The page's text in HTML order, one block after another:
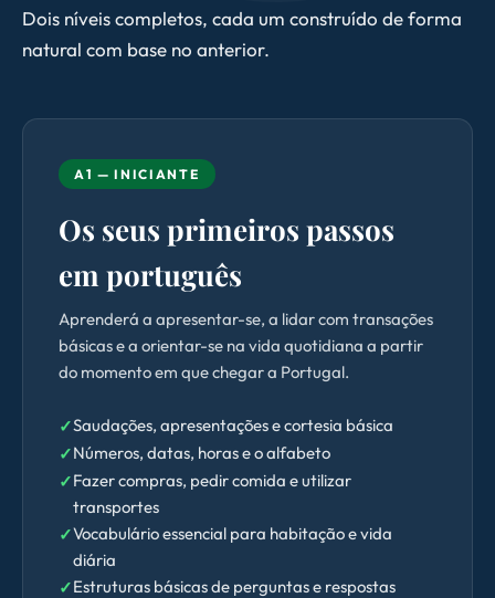
Dois níveis completos, cada um construído de forma
natural com base no anterior.
A1 — INICIANTE
Os seus primeiros passos
em português
Aprenderá a apresentar-se, a lidar com transações
básicas e a orientar-se na vida quotidiana a partir
do momento em que chegar a Portugal.
Saudações, apresentações e cortesia básica
Números, datas, horas e o alfabeto
Fazer compras, pedir comida e utilizar
transportes
Vocabulário essencial para habitação e vida
diária
Estruturas básicas de perguntas e respostas